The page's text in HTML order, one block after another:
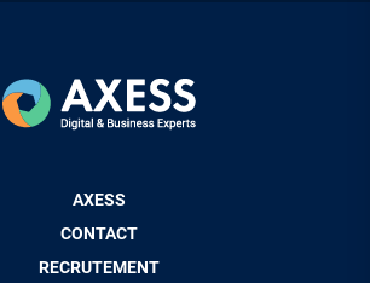
AXESS
CONTACT
RECRUTEMENT